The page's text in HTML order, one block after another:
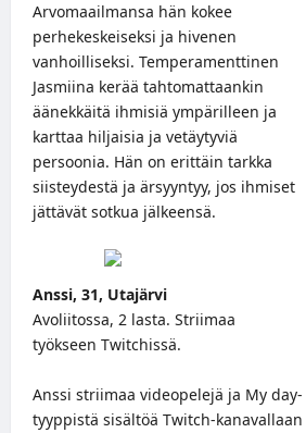
Arvomaailmansa hän kokee
perhekeskeiseksi ja hivenen
vanhoilliseksi. Temperamenttinen
Jasmiina kerää tahtomattaankin
äänekkäitä ihmisiä ympärilleen ja
karttaa hiljaisia ja vetäytyviä
persoonia. Hän on erittäin tarkka
siisteydestä ja ärsyyntyy, jos ihmiset
jättävät sotkua jälkeensä.
Anssi, 31, Utajärvi
Avoliitossa, 2 lasta. Striimaa
työkseen Twitchissä.
Anssi striimaa videopelejä ja My day-
tyyppistä sisältöä Twitch-kanavallaan